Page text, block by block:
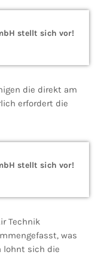
stellt sich vor!
die direkt am
erfordert die
stellt sich vor!
Technik
was
lohnt sich die